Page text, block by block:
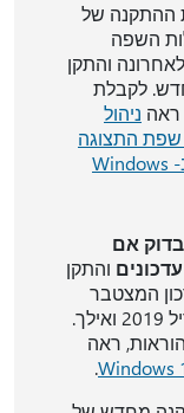
ההתקנה של
השפה
והתקן
לקבלת
ראה ניהול
שפת התצוגה
והקלט ב- Windows
בדוק אם
והתקן
המצטבר
של אפריל 2019 ואילך.
ראה
.